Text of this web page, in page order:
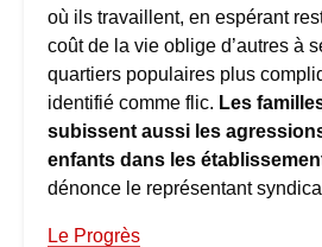
où ils travaillent, en espérant
coût de la vie oblige d’autres à
quartiers populaires plus
identifié comme flic. Les
subissent aussi les
enfants dans les
dénonce le représentant
Le Progrès